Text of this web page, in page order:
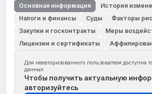
Основная информация
История
Налоги и финансы
Суды
Факторы
Закупки и госконтракты
Меры
Лицензии и сертификаты
Для неавторизованного пользователя доступна
данных
Чтобы получить актуальную
авторизуйтесь